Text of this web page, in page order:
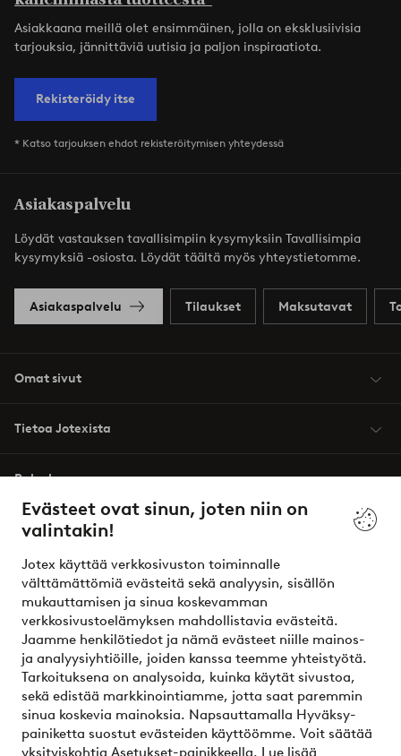
Evästeet ovat sinun, joten niin on
valintakin!
Jotex käyttää verkkosivuston toiminnalle
välttämättömiä evästeitä sekä analyysin, sisällön
mukauttamisen ja sinua koskevamman
verkkosivustoelämyksen mahdollistavia evästeitä.
Jaamme henkilötiedot ja nämä evästeet niille mainos-
ja analyysiyhtiöille, joiden kanssa teemme yhteistyötä.
Tarkoituksena on analysoida, kuinka käytät sivustoa,
sekä edistää markkinointiamme, jotta saat paremmin
sinua koskevia mainoksia. Napsauttamalla Hyväksy-
painiketta suostut evästeiden käyttöömme. Voit säätää
yksityiskohtia Asetukset-painikkeella. Lue lisää
Asiakkaana meillä olet ensimmäinen, jolla on eksklusiivisia
tarjouksia, jännittäviä uutisia ja paljon inspiraatiota.
Rekisteröidy itse
* Katso tarjouksen ehdot rekisteröitymisen yhteydessä
Asiakaspalvelu
Löydät vastauksen tavallisimpiin kysymyksiin Tavallisimpia
kysymyksiä -osiosta. Löydät täältä myös yhteystietomme.
Asiakaspalvelu Tilaukset Maksutavat
Omat sivut
Tietoa Jotexista
Palvelumme
Ehdot
Ystävät
Turvalliset maksut – maksa nyt tai erissä
Haluatko tietää lisää maksuvaihtoehdoistamme?
elpy